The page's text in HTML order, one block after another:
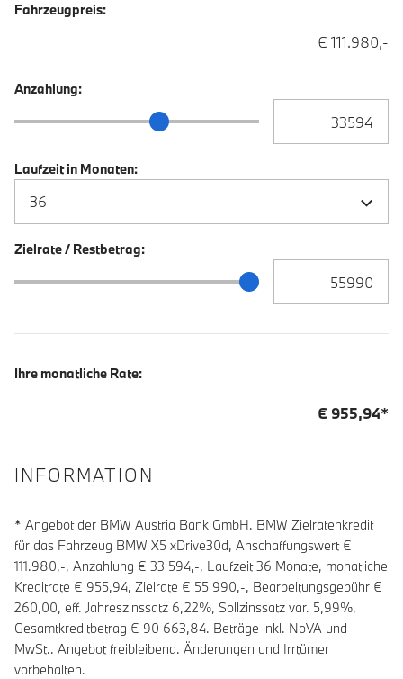
Fahrzeugpreis:
€ 111.980,-
Anzahlung:
Anzahlung Schieberegler
Laufzeit in Monaten:
Zielrate / Restbetrag:
Zielrate / Restbetrag Schieberegler
Ihre monatliche Rate:
€ 955,94*
INFORMATION
* Angebot der BMW Austria Bank GmbH. BMW Zielratenkredit
für das Fahrzeug BMW X5 xDrive30d, Anschaffungswert €
111.980,-, Anzahlung € 33 594,-, Laufzeit36 Monate, monatliche
Kreditrate € 955,94, Zielrate € 55 990,-, Bearbeitungsgebühr €
260,00, eff. Jahreszinssatz 6,22%, Sollzinssatz var. 5,99%,
Gesamtkreditbetrag € 90 663,84. Beträge inkl. NoVA und
MwSt.. Angebot freibleibend. Änderungen und Irrtümer
vorbehalten.